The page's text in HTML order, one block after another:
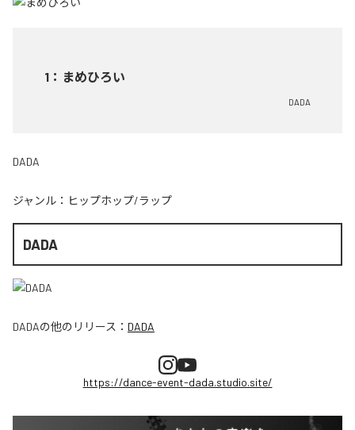
1 ： まめひろい
DADA
DADA
ジャンル： ヒップホップ/ラップ
DADA
DADAの他のリリース： DADA
https://dance-event-dada.studio.site/